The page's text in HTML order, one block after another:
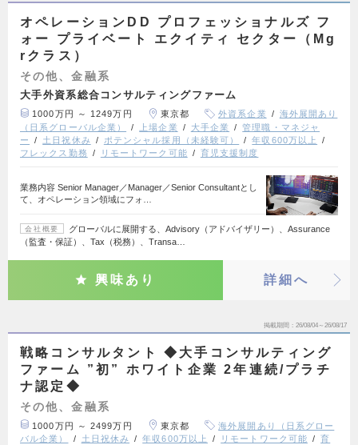
オペレーションDD プロフェッショナルズ フ
ォー プライベート エクイティ セクター（Mg
rクラス）
その他、金融系
大手外資系総合コンサルティングファーム
1000万円 ～ 1249万円 東京都 外資系企業
海外展開あり
（日系グローバル企業）
上場企業 大手企業
管理職・マネジャ
ー
土日祝休み ポテンシャル採用（未経験可）
年収600万以上
フレックス勤務
リモートワーク可能 育児支援制度
業務内容 Senior Manager／Manager／Senior Consultantとし
て、オペレーション領域にフォ…
会社概要
グローバルに展開する、Advisory（アドバイザリー）、Assurance
（監査・保証）、Tax（税務）、Transa…
興味あり 詳細へ
掲載期間 26/08/04～26/08/17
戦略コンサルタント ◆大手コンサルティング
ファーム ”初” ホワイト企業 2年連続/プラチ
ナ認定◆
その他、金融系
1000万円 ～ 2499万円 東京都
海外展開あり（日系グロー
バル企業）
土日祝休み 年収600万以上 リモートワーク可能
育